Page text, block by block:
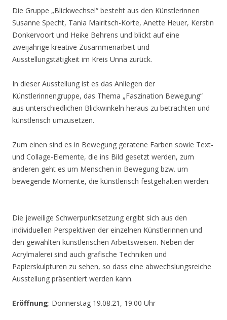
Die Gruppe „Blickwechsel“ besteht aus den Künstlerinnen
Susanne Specht, Tania Mairitsch-Korte, Anette Heuer, Kerstin
Donkervoort und Heike Behrens und blickt auf eine
zweijährige kreative Zusammenarbeit und
Ausstellungstätigkeit im Kreis Unna zurück.
In dieser Ausstellung ist es das Anliegen der
Künstlerinnengruppe, das Thema „Faszination Bewegung“
aus unterschiedlichen Blickwinkeln heraus zu betrachten und
künstlerisch umzusetzen.
Zum einen sind es in Bewegung geratene Farben sowie Text-
und Collage-Elemente, die ins Bild gesetzt werden, zum
anderen geht es um Menschen in Bewegung bzw. um
bewegende Momente, die künstlerisch festgehalten werden.
Die jeweilige Schwerpunktsetzung ergibt sich aus den
individuellen Perspektiven der einzelnen Künstlerinnen und
den gewählten künstlerischen Arbeitsweisen. Neben der
Acrylmalerei sind auch grafische Techniken und
Papierskulpturen zu sehen, so dass eine abwechslungsreiche
Ausstellung präsentiert werden kann.
Eröffnung: Donnerstag 19.08.21, 19.00 Uhr